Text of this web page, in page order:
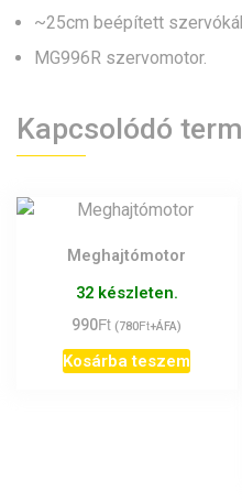
~25cm beépített
MG996R szervomotor.
Kapcsolódó
Meghajtómotor
32 készleten.
990Ft (780Ft+ÁFA)
Kosárba teszem